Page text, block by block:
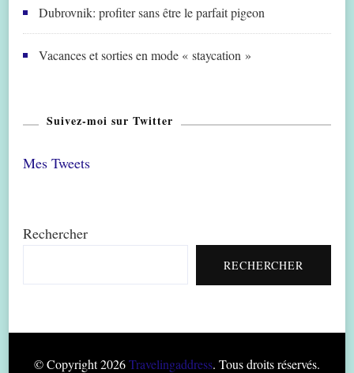
Dubrovnik: profiter sans être le parfait pigeon
Vacances et sorties en mode « staycation »
Suivez-moi sur Twitter
Mes Tweets
Rechercher
RECHERCHER
© Copyright 2026Travelingaddress. Tous droits réservés.